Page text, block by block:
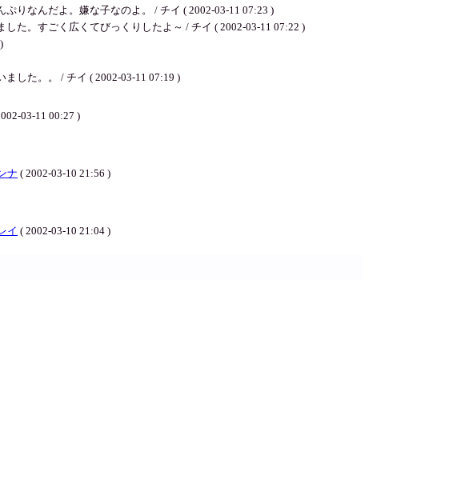
りなんだよ。嫌な子なのよ。 / チイ ( 2002-03-11 07:23 )
た。すごく広くてびっくりしたよ～ / チイ ( 2002-03-11 07:22 )
した。。 / チイ ( 2002-03-11 07:19 )
03-11 00:27 )
ナ ( 2002-03-10 21:56 )
イ ( 2002-03-10 21:04 )